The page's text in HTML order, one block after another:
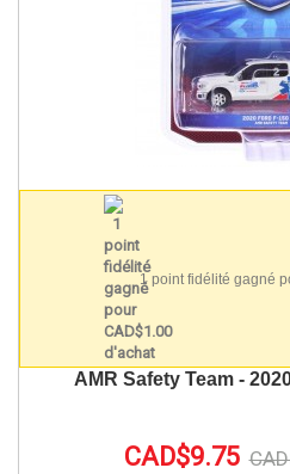
1 point fidélité gagné
AMR Safety Team -
CAD$9.75